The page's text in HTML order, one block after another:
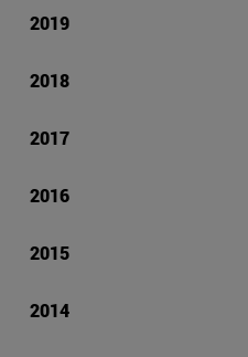
2019
2018
2017
2016
2015
2014